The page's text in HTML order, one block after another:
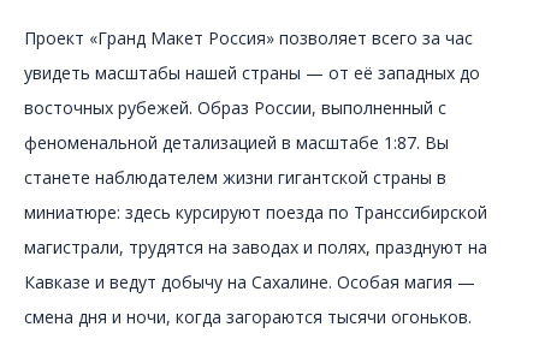
Проект «Гранд Макет Россия» позволяет всего за час
увидеть масштабы нашей страны — от её западных до
восточных рубежей. Образ России, выполненный с
феноменальной детализацией в масштабе 1:87. Вы
станете наблюдателем жизни гигантской страны в
миниатюре: здесь курсируют поезда по Транссибирской
магистрали, трудятся на заводах и полях, празднуют на
Кавказе и ведут добычу на Сахалине. Особая магия —
смена дня и ночи, когда загораются тысячи огоньков.